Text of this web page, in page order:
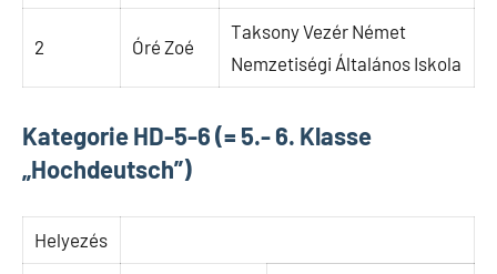
2 Óré Zoé
Taksony Vezér Német
Nemzetiségi Általános Iskola
Kategorie HD-5-6 (= 5.- 6. Klasse
„Hochdeutsch”)
Helyezés